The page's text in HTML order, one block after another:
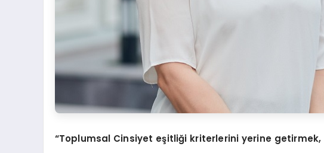
“Toplumsal Cinsiyet eşitliği kriterlerini yerine